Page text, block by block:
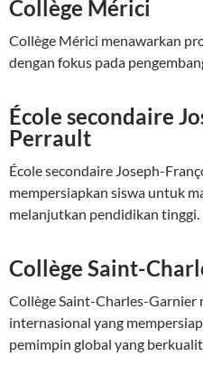
Collège Mérici
Collège Mérici menawarkan
dengan fokus pada
École secondaire
Perrault
École secondaire Joseph-
mempersiapkan siswa untuk
melanjutkan pendidikan tinggi.
Collège Saint-
Collège Saint-Charles-Garnier
internasional yang
pemimpin global yang